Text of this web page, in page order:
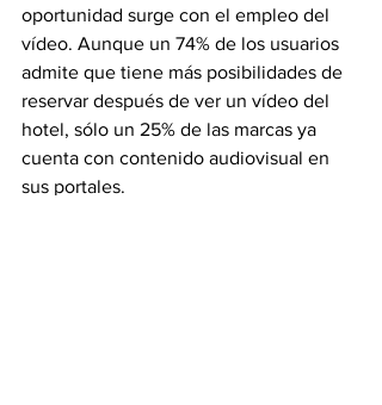
oportunidad surge con el empleo del
vídeo. Aunque un 74% de los usuarios
admite que tiene más posibilidades de
reservar después de ver un vídeo del
hotel, sólo un 25% de las marcas ya
cuenta con contenido audiovisual en
sus portales.